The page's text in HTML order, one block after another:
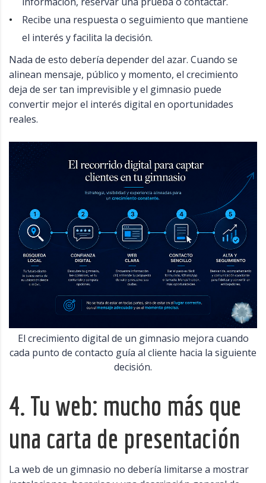
Recibe una respuesta o seguimiento que mantiene
el interés y facilita la decisión.
Nada de esto debería depender del azar. Cuando se
alinean mensaje, público y momento, el crecimiento
deja de ser tan imprevisible y el gimnasio puede
convertir mejor el interés digital en oportunidades
reales.
El crecimiento digital de un gimnasio mejora cuando
cada punto de contacto guía al cliente hacia la siguiente
decisión.
4. Tu web: mucho más que
una carta de presentación
La web de un gimnasio no debería limitarse a mostrar